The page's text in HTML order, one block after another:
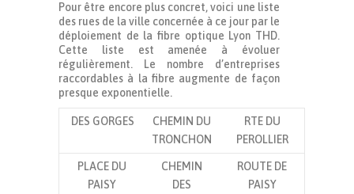
Pour être encore plus concret, voici une liste
des rues de la ville concernée à ce jour par le
déploiement de la fibre optique Lyon THD.
Cette liste est amenée à évoluer
régulièrement. Le nombre d’entreprises
raccordables à la fibre augmente de façon
presque exponentielle.
DES GORGES
CHEMIN DU
TRONCHON
RTE DU
PEROLLIER
PLACE DU
PAISY
CHEMIN
DES
ROUTE DE
PAISY